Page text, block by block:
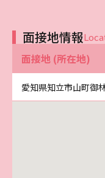
面接地情報
面接地 (所在地)
愛知県知立市山町御